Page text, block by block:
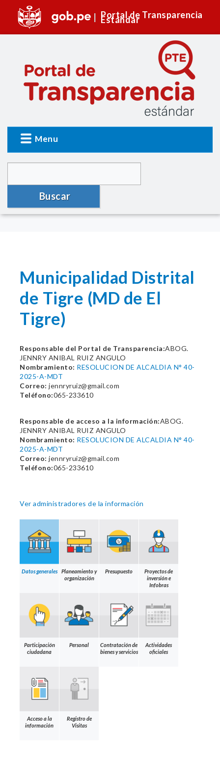
Portal de Transparencia
Estándar
Menu
Buscar
Municipalidad Distrital
de Tigre (MD de El
Tigre)
Responsable del Portal de Transparencia:ABOG.
JENNRY ANIBAL RUIZ ANGULO
Nombramiento: RESOLUCION DE ALCALDIA N° 40-
2025-A-MDT
Correo: jennryruiz@gmail.com
Teléfono:065-233610
Responsable de acceso a la información:ABOG.
JENNRY ANIBAL RUIZ ANGULO
Nombramiento: RESOLUCION DE ALCALDIA N° 40-
2025-A-MDT
Correo: jennryruiz@gmail.com
Teléfono:065-233610
Ver administradores de la información
Datos generales
Planeamiento y
organización
Presupuesto
Proyectos de
inversión e
Infobras
Participación
ciudadana
Personal
Contratación de
bienes y servicios
Actividades
oficiales
Acceso a la
información
Registro de
Visitas